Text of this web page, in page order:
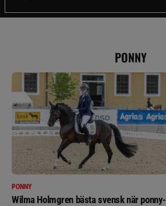
PONNY
PONNY
Wilma Holmgren bästa svensk när ponny-